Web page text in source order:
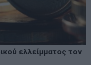
ελλείμματος τον